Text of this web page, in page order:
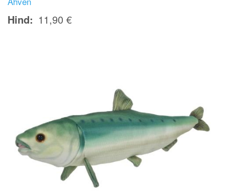
Hind 11,90 €